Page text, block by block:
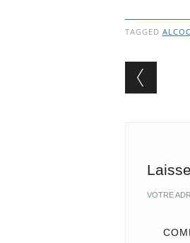
TAGGED
Post
VOTRE